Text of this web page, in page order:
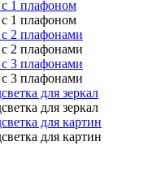
1 плафоном
1 плафоном
2 плафонами
2 плафонами
3 плафонами
3 плафонами
для зеркал
для зеркал
для картин
для картин